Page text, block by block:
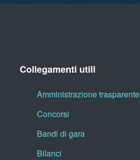
Collegamenti utili
Amministrazione trasparente
Concorsi
Bandi di gara
Bilanci